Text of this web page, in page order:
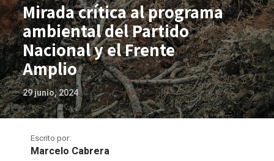
Mirada crítica al programa
ambiental del Partido
Nacional y el Frente
Amplio
29 junio, 2024
Escrito por:
Marcelo Cabrera